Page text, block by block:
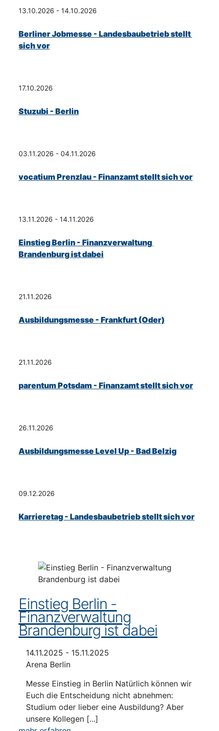
13.10.2026 - 14.10.2026
Berliner Jobmesse - Landesbaubetrieb stellt
sich vor
17.10.2026
Stuzubi - Berlin
03.11.2026 - 04.11.2026
vocatium Prenzlau - Finanzamt stellt sich vor
13.11.2026 - 14.11.2026
Einstieg Berlin - Finanzverwaltung
Brandenburg ist dabei
21.11.2026
Ausbildungsmesse - Frankfurt (Oder)
21.11.2026
parentum Potsdam - Finanzamt stellt sich vor
26.11.2026
Ausbildungsmesse Level Up - Bad Belzig
09.12.2026
Karrieretag - Landesbaubetrieb stellt sich vor
Einstieg Berlin -
Finanzverwaltung
Brandenburg ist dabei
14.11.2025 - 15.11.2025
Arena Berlin
Messe Einstieg in Berlin Natürlich können wir
Euch die Entscheidung nicht abnehmen:
Studium oder lieber eine Ausbildung? Aber
unsere Kollegen [...]